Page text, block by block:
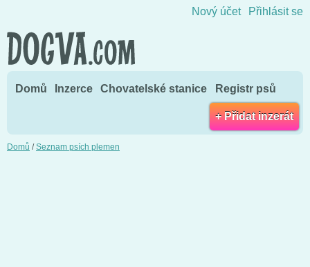
Nový účet Přihlásit se
Domů Inzerce Chovatelské stanice Registr psů
+ Přidat inzerát
Domů /Seznam psích plemen